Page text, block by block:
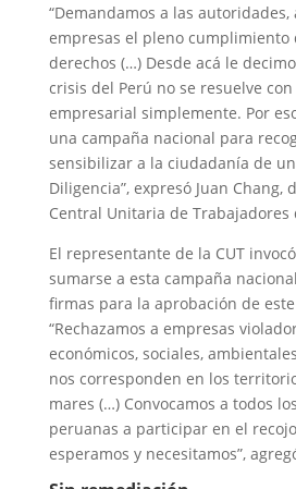
“Demandamos a las autoridades,
empresas el pleno cumplimiento
derechos (…) Desde acá le
crisis del Perú no se resuelve
empresarial simplemente. Por
una campaña nacional para
sensibilizar a la ciudadanía de
Diligencia”, expresó Juan Chang,
Central Unitaria de Trabajadores
El representante de la CUT
sumarse a esta campaña
firmas para la aprobación de
“Rechazamos a empresas
económicos, sociales,
nos corresponden en los
mares (…) Convocamos a todos
peruanas a participar en el
esperamos y necesitamos”,